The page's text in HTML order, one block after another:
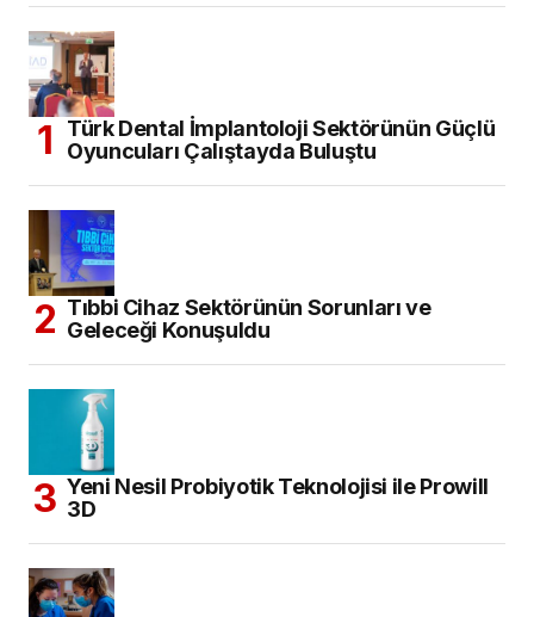
Türk Dental İmplantoloji Sektörünün Güçlü
Oyuncuları Çalıştayda Buluştu
Tıbbi Cihaz Sektörünün Sorunları ve
Geleceği Konuşuldu
Yeni Nesil Probiyotik Teknolojisi ile Prowill
3D